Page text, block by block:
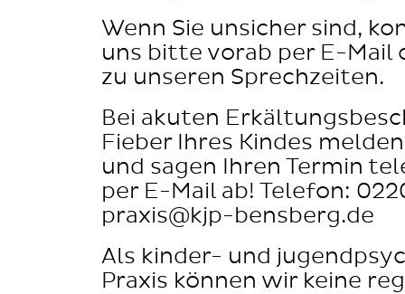
Wenn Sie unsicher sind,
uns bitte vorab per E-Mail
zu unseren Sprechzeiten.
Bei akuten
Fieber Ihres Kindes
und sagen Ihren Termin
per E-Mail ab! Telefon:
praxis@kjp-bensberg.de
Als kinder- und
Praxis können wir keine